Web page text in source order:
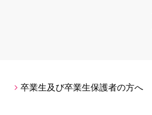
卒業生及び卒業生保護者の方へ